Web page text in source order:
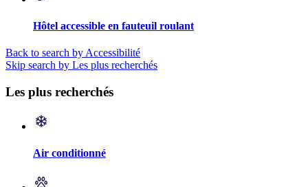
Hôtel accessible en fauteuil roulant
Back to search by Accessibilité
Skip search by Les plus recherchés
Les plus recherchés
Air conditionné